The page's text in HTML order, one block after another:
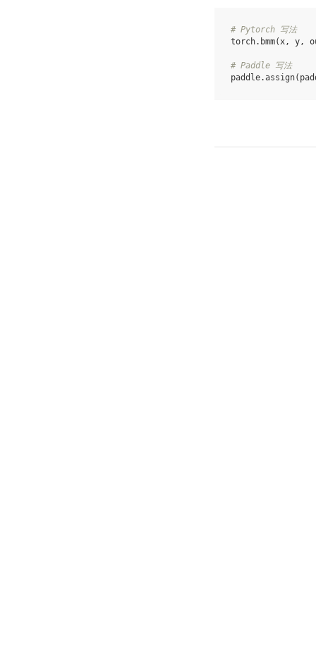
# Pytorch 写法
torch. bmm(x, y,
# Paddle 写法
paddle.assign(